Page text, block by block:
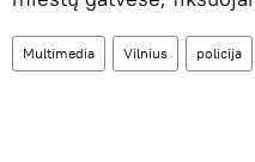
Multimedia Vilnius policija